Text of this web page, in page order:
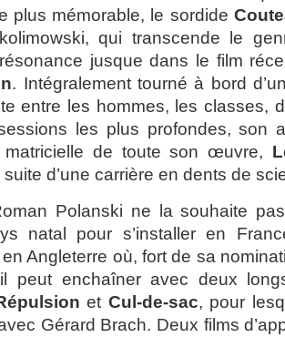
plus mémorable, le sordide
qui transcende le
jusque dans le film
. Intégralement tourné à bord
entre les hommes, les classes,
les plus profondes, son
matricielle de toute son œuvre,
d’une carrière en dents de
Polanski ne la souhaite
natal pour s’installer en
Angleterre où, fort de sa
peut enchaîner avec deux
et Cul-de-sac, pour
Gérard Brach. Deux films